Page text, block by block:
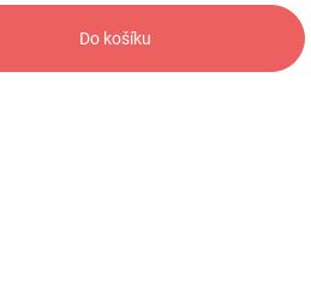
Do košíku